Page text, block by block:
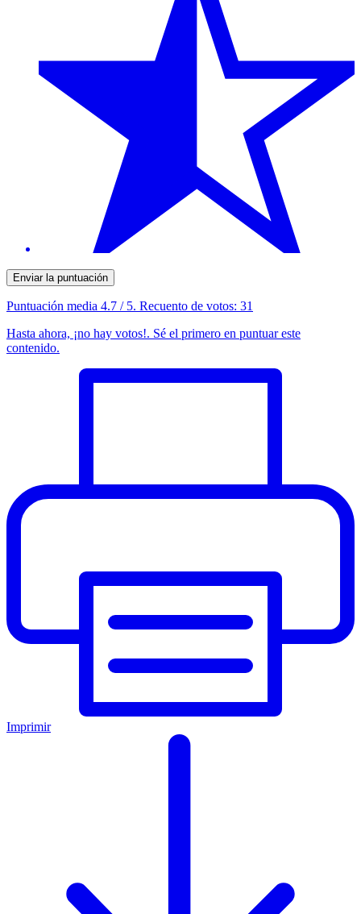
Enviar la puntuación
Puntuación media 4.7 / 5. Recuento de votos: 31
Hasta ahora, ¡no hay votos!. Sé el primero en puntuar este
contenido.
Imprimir